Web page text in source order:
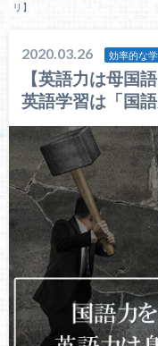
リ】
2020.03.26 効率的な
【英語力は母国
英語学習は「国